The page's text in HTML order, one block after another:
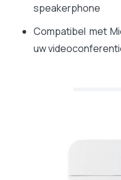
speakerphone
Compatibel met
uw